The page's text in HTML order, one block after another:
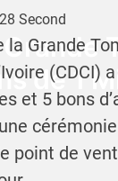
de 1
Second
Grande
(CDCI)
et 5 bons
point de